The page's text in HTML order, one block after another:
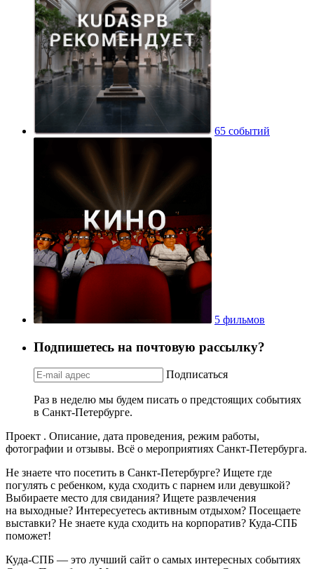
65 событий
5 фильмов
Подпишетесь на почтовую рассылку?
Подписаться
Раз в неделю мы будем писать о предстоящих событиях
в Санкт-Петербурге.
Проект . Описание, дата проведения, режим работы,
фотографии и отзывы. Всё о мероприятиях Санкт-Петербурга.
Не знаете что посетить в Санкт-Петербурге? Ищете где
погулять с ребенком, куда сходить с парнем или девушкой?
Выбираете место для свидания? Ищете развлечения
на выходные? Интересуетесь активным отдыхом? Посещаете
выставки? Не знаете куда сходить на корпоратив? Куда-СПБ
поможет!
Куда-СПБ — это лучший сайт о самых интересных событиях